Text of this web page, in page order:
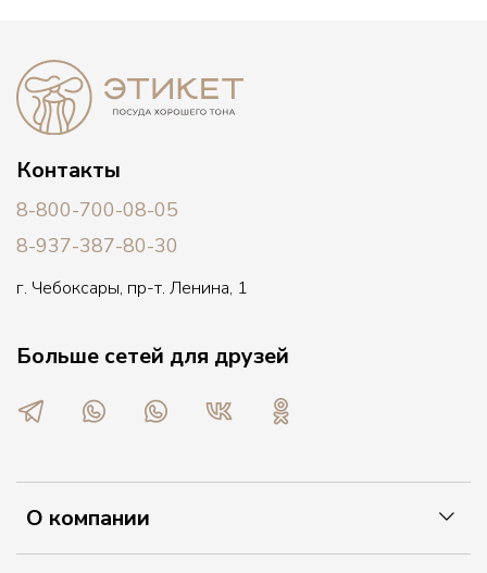
О компании
Контакты
8-800-700-08-05
8-937-387-80-30
г. Чебоксары, пр-т. Ленина, 1
Больше сетей для друзей